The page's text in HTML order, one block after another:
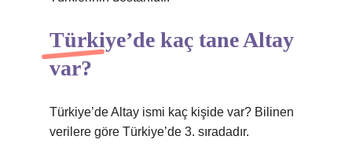
Türkiye’de kaç tane Altay
var?
Türkiye’de Altay ismi kaç kişide var? Bilinen
verilere göre Türkiye’de 3. sıradadır.